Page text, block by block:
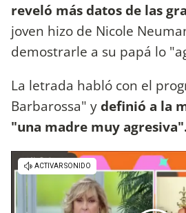
reveló más datos de las
joven hizo de Nicole
demostrarle a su papá lo
La letrada habló con el
Barbarossa" ydefinió a la
"una madre muy